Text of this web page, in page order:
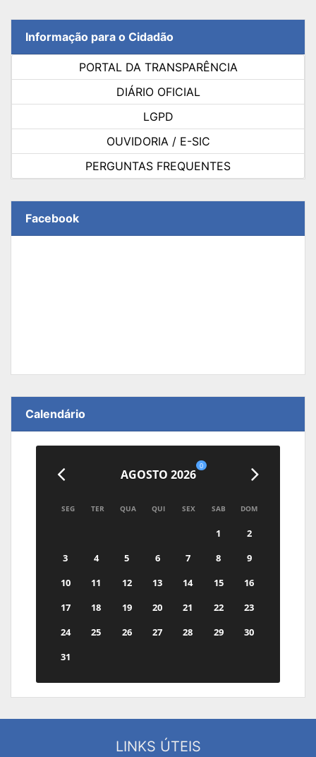
Informação para o Cidadão
PORTAL DA TRANSPARÊNCIA
DIÁRIO OFICIAL
LGPD
OUVIDORIA / E-SIC
PERGUNTAS FREQUENTES
Facebook
Calendário
AGOSTO 2026
0
SEG TER QUA QUI SEX SAB DOM
1
2
3
4 5 6 7 8
9
10
11 12 13 14 15
16
17
18 19 20 21 22
23
24
25 26 27 28 29
30
31
LINKS ÚTEIS